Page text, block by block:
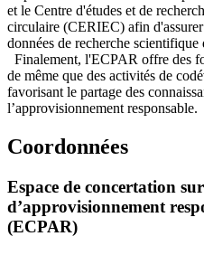
et le Centre d'études et de
circulaire (CERIEC) afin
données de recherche scientifique
Finalement, l'ECPAR offre des
de même que des activités de
favorisant le partage des
l’approvisionnement responsable.
Coordonnées
Espace de concertation
d’approvisionnement
(ECPAR)